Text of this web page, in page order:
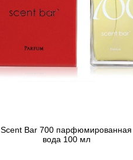
Scent Bar 700 парфюмированная
вода 100 мл